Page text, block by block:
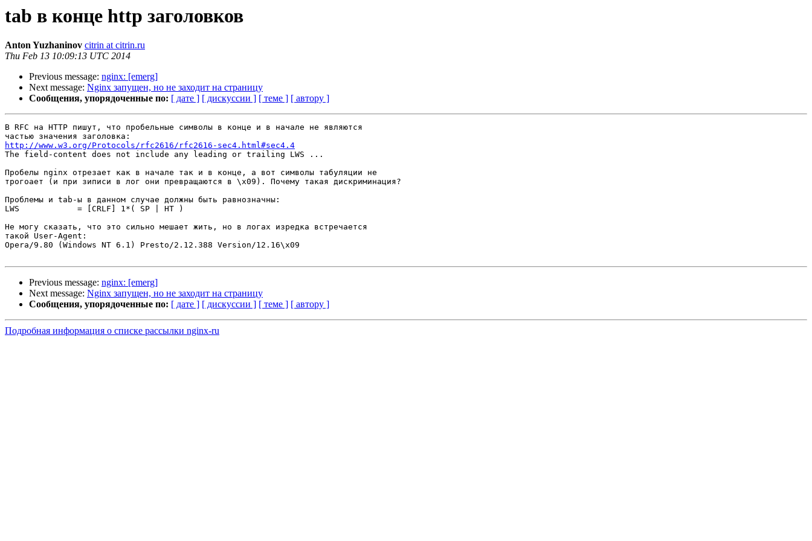
tab в конце http заголовков
Anton Yuzhaninov citrin at citrin.ru
Thu Feb 13 10:09:13 UTC 2014
Previous message: nginx: [emerg]
Next message: Nginx запущен, но не заходит на страницу
Сообщения, упорядоченные по: [ дате ] [ дискуссии ] [ теме ] [ автору ]
В RFC на HTTP пишут, что пробельные символы в конце и в начале не являются
http://www.w3.org/Protocols/rfc2616/rfc2616-sec4.html#sec4.4
The field-content does not include any leading or trailing LWS ...
Пробелы nginx отрезает как в начале так и в конце, а вот символы табуляции не
трогоает (и при зиписи в лог они превращаются в \x09). Почему такая дискриминация?
Проблемы и tab-ы в данном случае должны быть равнозначны:
LWS            = [CRLF] 1*( SP | HT )
Не могу сказать, что это сильно мешает жить, но в логах изредка встречается
такой User-Agent:
Opera/9.80 (Windows NT 6.1) Presto/2.12.388 Version/12.16\x09
Previous message: nginx: [emerg]
Next message: Nginx запущен, но не заходит на страницу
Сообщения, упорядоченные по: [ дате ] [ дискуссии ] [ теме ] [ автору ]
Подробная информация о списке рассылки nginx-ru